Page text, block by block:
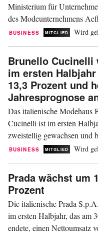
Ministerium für
des Modeunternehmens
gegeben, dass die Familie
Unternehmens vorgelegt
BUSINESS MITGLIED Wird
Brunello Cucinelli
im ersten
13,3 Prozent und
Jahresprognose
Das italienische Modehaus
Cucinelli ist im ersten
zweistellig gewachsen und
optimistischer auf das
Euro. Währungsbereinigt
das einem Wachstum von
Prozent, zu aktuellen
von 9,5 Prozent, teilte
BUSINESS MITGLIED Wird
Prada wächst um
Prozent
Die italienische Prada
im ersten Halbjahr, das am
endete, einen Nettoumsatz